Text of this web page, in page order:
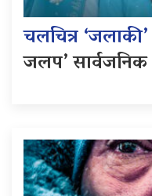
चलचित्र ‘जलाकी’
जलप’ सार्वजनिक